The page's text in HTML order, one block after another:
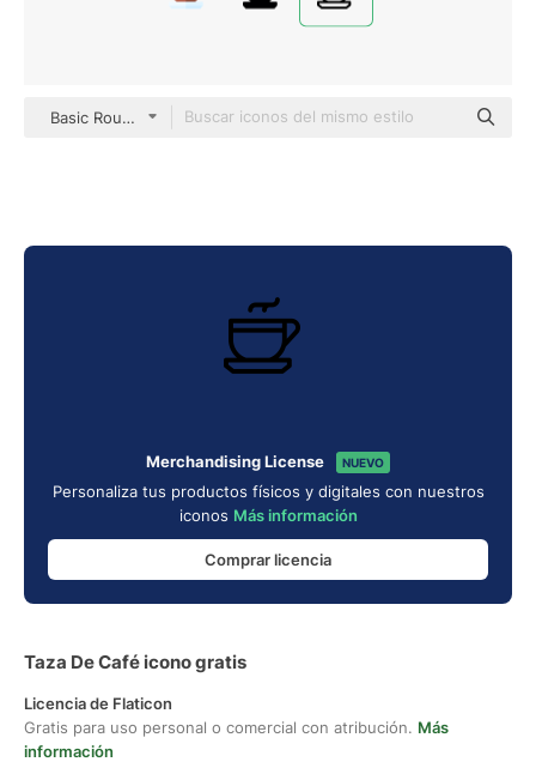
Basic Rounded Lineal
Merchandising License NUEVO
Personaliza tus productos físicos y digitales con nuestros
iconos Más información
Comprar licencia
Taza De Café icono gratis
Licencia de Flaticon
Gratis para uso personal o comercial con atribución. Más
información